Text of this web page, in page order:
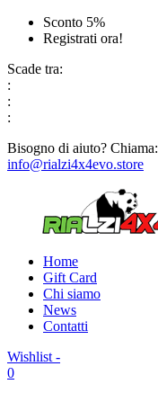
Sconto 5%
Registrati ora!
Scade tra:
:
:
:
Bisogno di aiuto? Chiama:
info@rialzi4x4evo.store
Home
Gift Card
Chi siamo
News
Contatti
Wishlist -
0